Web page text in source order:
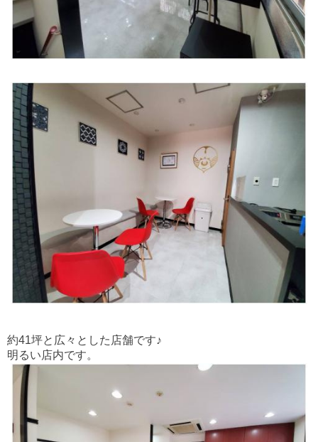
約41坪と広々とした店舗です♪
明るい店内です。